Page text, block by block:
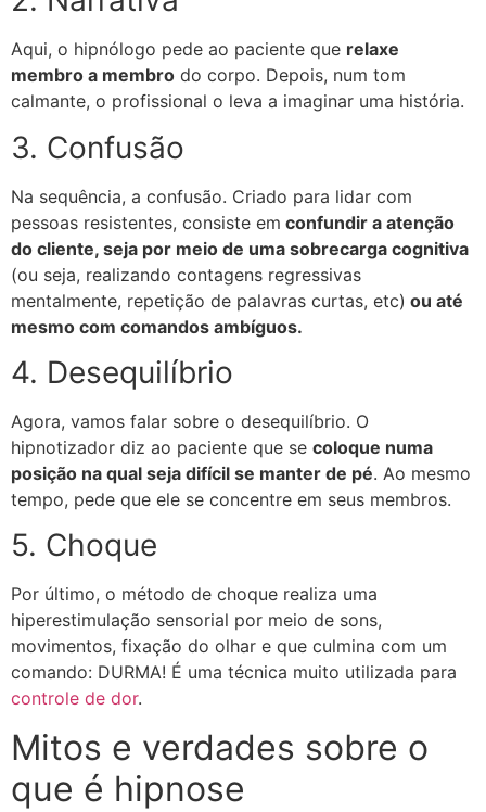
Aqui, o hipnólogo pede ao paciente que relaxe
membro a membro do corpo. Depois, num tom
calmante, o profissional o leva a imaginar uma história.
3. Confusão
Na sequência, a confusão. Criado para lidar com
pessoas resistentes, consiste em confundir a atenção
do cliente, seja por meio de uma sobrecarga cognitiva
(ou seja, realizando contagens regressivas
mentalmente, repetição de palavras curtas, etc) ou até
mesmo com comandos ambíguos.
4. Desequilíbrio
Agora, vamos falar sobre o desequilíbrio. O
hipnotizador diz ao paciente que se coloque numa
posição na qual seja difícil se manter de pé. Ao mesmo
tempo, pede que ele se concentre em seus membros.
5. Choque
Por último, o método de choque realiza uma
hiperestimulação sensorial por meio de sons,
movimentos, fixação do olhar e que culmina com um
comando: DURMA! É uma técnica muito utilizada para
controle de dor.
Mitos e verdades sobre o
que é hipnose